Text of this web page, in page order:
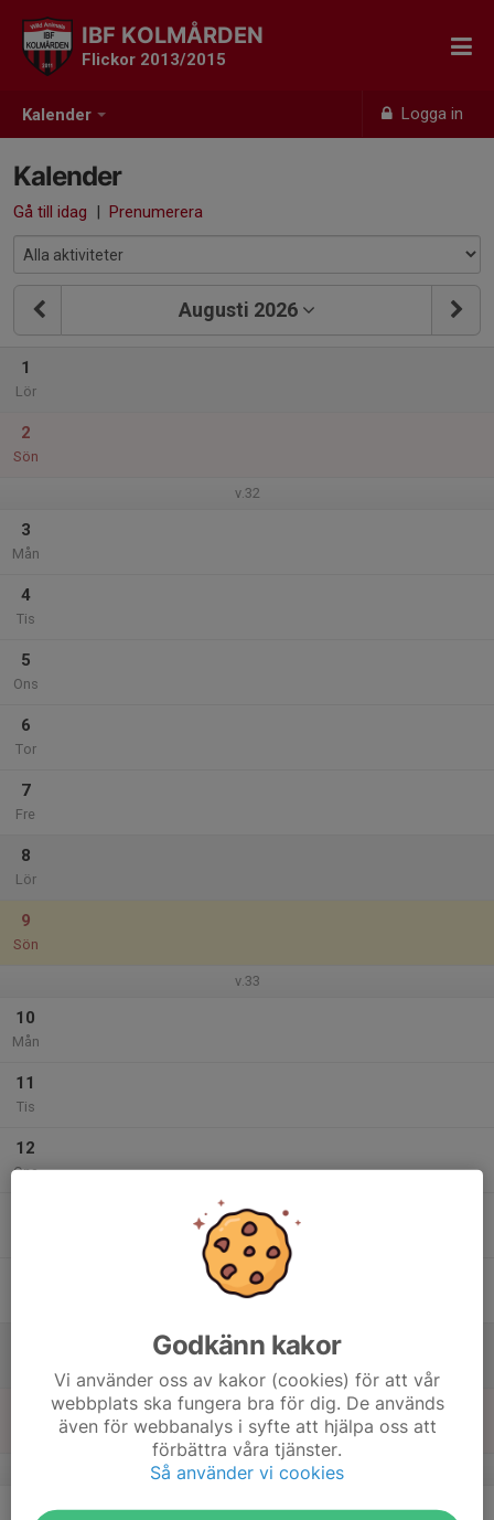
Kalender Logga in
IBF KOLMÅRDEN
Flickor 2013/2015
Kalender
Gå till idag | Prenumerera
Augusti 2026
1
Lör
2
Sön
v.32
3
Mån
4
Tis
5
Ons
6
Tor
7
Fre
8
Lör
9
Sön
v.33
10
Mån
11
Tis
12
Ons
v.34
Godkänn kakor
Vi använder oss av kakor (cookies) för att vår
webbplats ska fungera bra för dig. De används
även för webbanalys i syfte att hjälpa oss att
förbättra våra tjänster.
Så använder vi cookies